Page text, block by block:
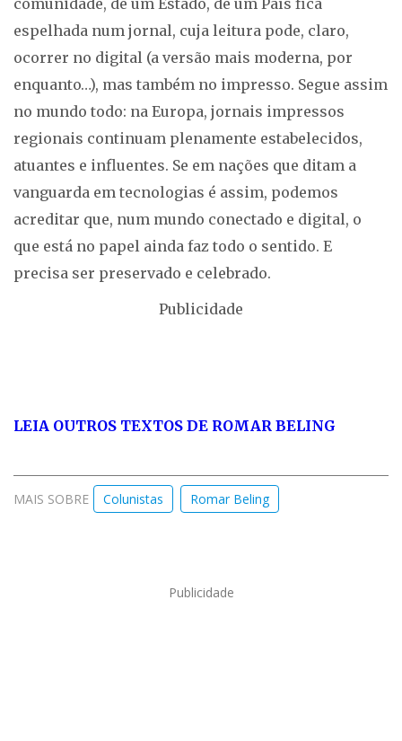
comunidade, de um Estado, de um País fica
espelhada num jornal, cuja leitura pode, claro,
ocorrer no digital (a versão mais moderna, por
enquanto…), mas também no impresso. Segue assim
no mundo todo: na Europa, jornais impressos
regionais continuam plenamente estabelecidos,
atuantes e influentes. Se em nações que ditam a
vanguarda em tecnologias é assim, podemos
acreditar que, num mundo conectado e digital, o
que está no papel ainda faz todo o sentido. E
precisa ser preservado e celebrado.
Publicidade
LEIA OUTROS TEXTOS DE ROMAR BELING
MAIS SOBRE Colunistas Romar Beling
Publicidade